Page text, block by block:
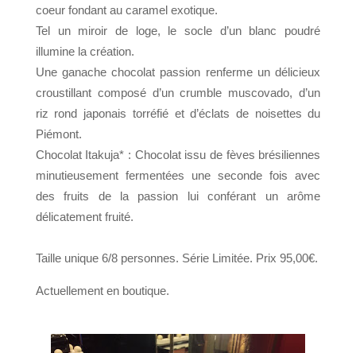
coeur fondant au caramel exotique.
Tel un miroir de loge, le socle d’un blanc poudré
illumine la création.
Une ganache chocolat passion renferme un délicieux
croustillant composé d’un crumble muscovado, d’un
riz rond japonais torréfié et d’éclats de noisettes du
Piémont.
Chocolat Itakuja* : Chocolat issu de fèves brésiliennes
minutieusement fermentées une seconde fois avec
des fruits de la passion lui conférant un arôme
délicatement fruité.
Taille unique 6/8 personnes. Série Limitée. Prix 95,00€.
Actuellement en boutique.